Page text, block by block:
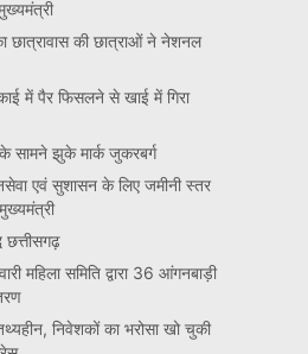
छात्रावास की छात्राओं ने नेशनल
में पैर फिसलने से खाई में गिरा
के सामने झुके मार्क जुकरबर्ग
एवं सुशासन के लिए जमीनी स्तर
महिला समिति द्वारा 36 आंगनबाड़ी
निवेशकों का भरोसा खो चुकी